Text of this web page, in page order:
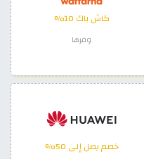
كاش باك 10%
وفرها
خصم يصل إلى 50%